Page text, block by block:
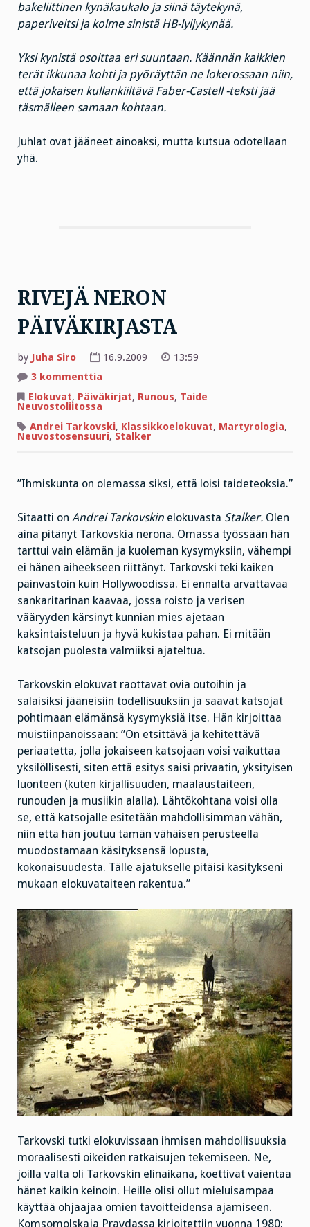
bakeliittinen kynäkaukalo ja siinä täytekynä,
paperiveitsi ja kolme sinistä HB-lyijykynää.
Yksi kynistä osoittaa eri suuntaan. Käännän kaikkien
terät ikkunaa kohti ja pyöräyttän ne lokerossaan niin,
että jokaisen kullankiiltävä Faber-Castell -teksti jää
täsmälleen samaan kohtaan.
Juhlat ovat jääneet ainoaksi, mutta kutsua odotellaan
yhä.
RIVEJÄ NERON
PÄIVÄKIRJASTA
by Juha Siro 16.9.2009
13:59
3 kommenttia
NERON
PÄIVÄKIRJASTA
Elokuvat, Päiväkirjat, Runous, Taide
Neuvostoliitossa
Andrei Tarkovski, Klassikkoelokuvat, Martyrologia,
Neuvostosensuuri, Stalker
”Ihmiskunta on olemassa siksi, että loisi taideteoksia.”
Sitaatti on Andrei Tarkovskin elokuvasta Stalker. Olen
aina pitänyt Tarkovskia nerona. Omassa työssään hän
tarttui vain elämän ja kuoleman kysymyksiin, vähempi
ei hänen aiheekseen riittänyt. Tarkovski teki kaiken
päinvastoin kuin Hollywoodissa. Ei ennalta arvattavaa
sankaritarinan kaavaa, jossa roisto ja verisen
vääryyden kärsinyt kunnian mies ajetaan
kaksintaisteluun ja hyvä kukistaa pahan. Ei mitään
katsojan puolesta valmiiksi ajateltua.
Tarkovskin elokuvat raottavat ovia outoihin ja
salaisiksi jääneisiin todellisuuksiin ja saavat katsojat
pohtimaan elämänsä kysymyksiä itse. Hän kirjoittaa
muistiinpanoissaan: ”On etsittävä ja kehitettävä
periaatetta, jolla jokaiseen katsojaan voisi vaikuttaa
yksilöllisesti, siten että esitys saisi privaatin, yksityisen
luonteen (kuten kirjallisuuden, maalaustaiteen,
runouden ja musiikin alalla). Lähtökohtana voisi olla
se, että katsojalle esitetään mahdollisimman vähän,
niin että hän joutuu tämän vähäisen perusteella
muodostamaan käsityksensä lopusta,
kokonaisuudesta. Tälle ajatukselle pitäisi käsitykseni
mukaan elokuvataiteen rakentua.”
Tarkovski tutki elokuvissaan ihmisen mahdollisuuksia
moraalisesti oikeiden ratkaisujen tekemiseen. Ne,
joilla valta oli Tarkovskin elinaikana, koettivat vaientaa
hänet kaikin keinoin. Heille olisi ollut mieluisampaa
käyttää ohjaajaa omien tavoitteidensa ajamiseen.
Komsomolskaja Pravdassa kirjoitettiin vuonna 1980: